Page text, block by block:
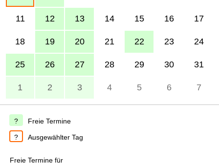
11 12 13 14 15 16 17
18 19 20 21 22 23 24
25 26 27 28 29 30 31
1 2 3 4 5 6 7
Freie Termine
Ausgewählter Tag
Freie Termine für